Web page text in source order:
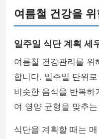
여름철 건강을
일주일 식단 계획 세
여름철 건강관리를 위
합니다. 일주일 단위
비슷한 음식을 반복하
여 영양 균형을 맞추
식단을 계획할 때는